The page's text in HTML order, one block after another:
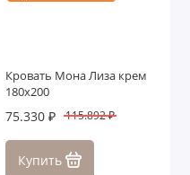
Кровать Мона Лиза крем
180х200
75.330 ₽ 115.892 ₽
Купить